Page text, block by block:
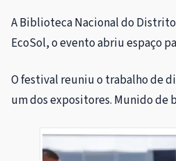
A Biblioteca Nacional do
EcoSol, o evento abriu espaço
O festival reuniu o trabalho de
um dos expositores. Munido de